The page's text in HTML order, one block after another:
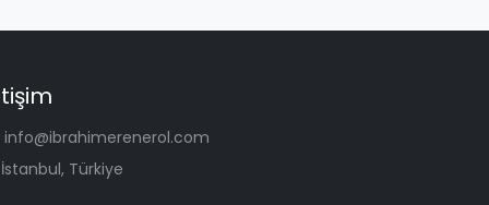
info@ibrahimerenerol.com
İstanbul, Türkiye